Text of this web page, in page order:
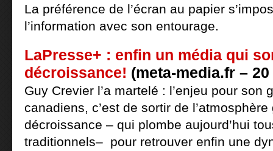
La préférence de l’écran au papier
l’information avec son entourage.
LaPresse+ : enfin un média qui
décroissance! (meta-media.fr –
Guy Crevier l’a martelé : l’enjeu pour son
canadiens, c’est de sortir de
décroissance – qui plombe aujourd’hui
traditionnels– pour retrouver enfin une